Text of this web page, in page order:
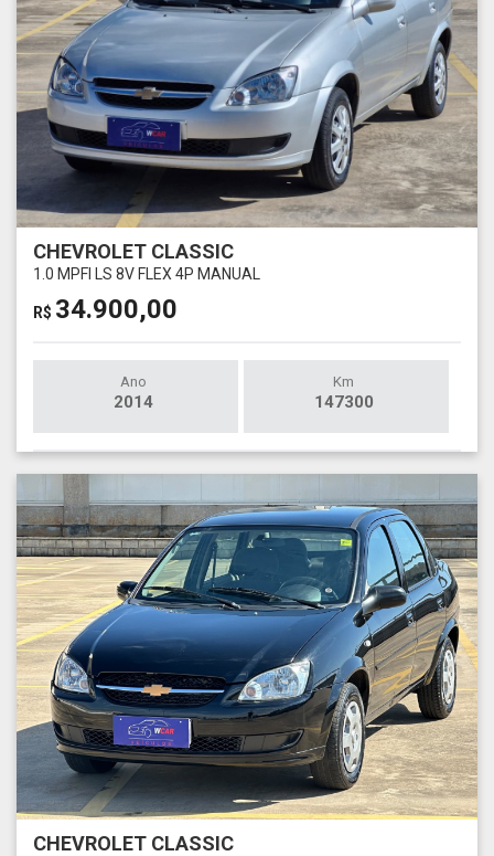
CHEVROLET CLASSIC
1.0 MPFI LS 8V FLEX 4P MANUAL
R$ 34.900,00
Ano
2014
Km
147300
CHEVROLET CLASSIC